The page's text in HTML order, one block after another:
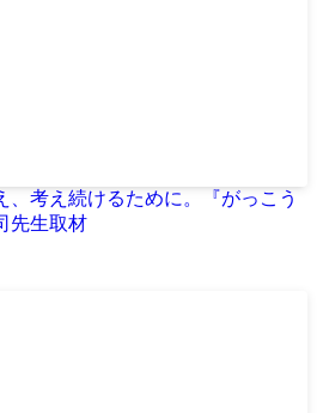
、考え続けるために。『がっこう
先生取材